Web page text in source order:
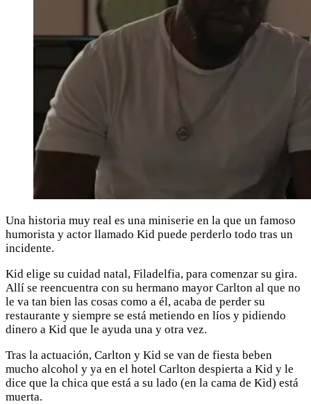
Una historia muy real es una miniserie en la que un famoso
humorista y actor llamado Kid puede perderlo todo tras un
incidente.
Kid elige su cuidad natal, Filadelfia, para comenzar su gira.
Allí se reencuentra con su hermano mayor Carlton al que no
le va tan bien las cosas como a él, acaba de perder su
restaurante y siempre se está metiendo en líos y pidiendo
dinero a Kid que le ayuda una y otra vez.
Tras la actuación, Carlton y Kid se van de fiesta beben
mucho alcohol y ya en el hotel Carlton despierta a Kid y le
dice que la chica que está a su lado (en la cama de Kid) está
muerta.